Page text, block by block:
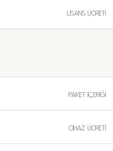
LİSANS ÜCRETİ
PAKET İÇERİĞİ
CİHAZ ÜCRETİ